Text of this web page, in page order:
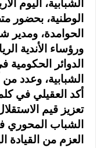
الشبابية، اليوم
الوطنية، بحضور
الحوامدة، ومدير
ورؤساء الأندية
الدوائر
الشبابية، وعدد
أكد العقيلي في
تعزيز قيم
الشباب المحوري
العزم من القيادة